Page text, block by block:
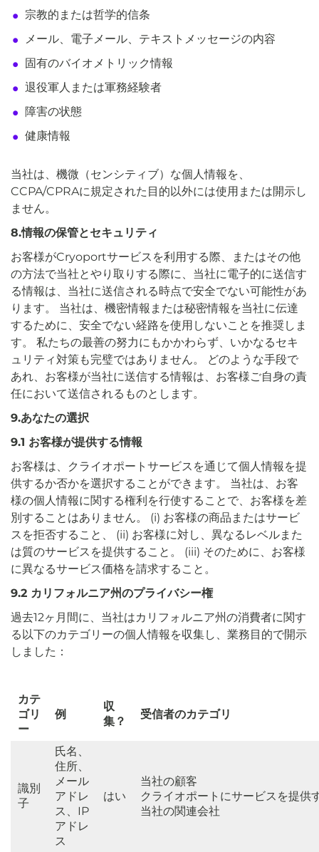
宗教的または哲学的信条
メール、電子メール、テキストメッセージの内容
固有のバイオメトリック情報
退役軍人または軍務経験者
障害の状態
健康情報
当社は、機微（センシティブ）な個人情報を、
CCPA/CPRAに規定された目的以外には使用または開示し
ません。
8.情報の保管とセキュリティ
お客様がCryoportサービスを利用する際、またはその他
の方法で当社とやり取りする際に、当社に電子的に送信す
る情報は、当社に送信される時点で安全でない可能性があ
ります。 当社は、機密情報または秘密情報を当社に伝達
するために、安全でない経路を使用しないことを推奨しま
す。 私たちの最善の努力にもかかわらず、いかなるセキ
ュリティ対策も完璧ではありません。 どのような手段で
あれ、お客様が当社に送信する情報は、お客様ご自身の責
任において送信されるものとします。
9.あなたの選択
9.1 お客様が提供する情報
お客様は、クライオポートサービスを通じて個人情報を提
供するか否かを選択することができます。 当社は、お客
様の個人情報に関する権利を行使することで、お客様を差
別することはありません。 (i) お客様の商品またはサービ
スを拒否すること、 (ii) お客様に対し、異なるレベルまた
は質のサービスを提供すること。 (iii) そのために、お客様
に異なるサービス価格を請求すること。
9.2 カリフォルニア州のプライバシー権
過去12ヶ月間に、当社はカリフォルニア州の消費者に関す
る以下のカテゴリーの個人情報を収集し、業務目的で開示
しました：
カテ
ゴリ
ー
例
収
集？
受信者のカテゴリ
識別
子
氏名、
住所、
メール
アドレ
ス、IP
アドレ
ス
はい
当社の顧客
クライオポートにサービスを提供
当社の関連会社